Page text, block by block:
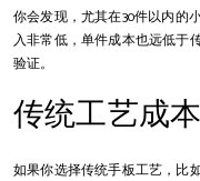
你会发现，尤其在30件以内的
入非常低，单件成本也远低于
验证。
传统工艺成本
如果你选择传统手板工艺，比